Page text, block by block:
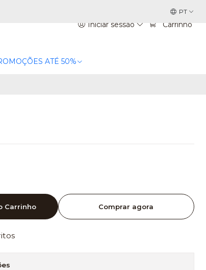
Iniciar sessão Carrinho
ATÉ 50%
PT
Carrinho Comprar agora